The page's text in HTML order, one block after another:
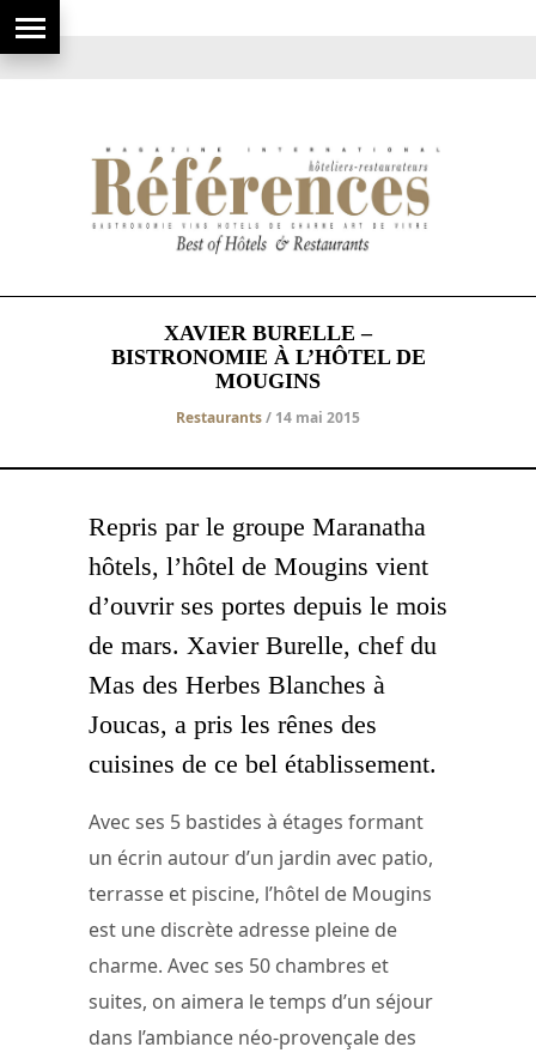
XAVIER BURELLE –
BISTRONOMIE À L’HÔTEL DE
MOUGINS
Restaurants/ 14 mai 2015
Repris par le groupe Maranatha
hôtels, l’hôtel de Mougins vient
d’ouvrir ses portes depuis le mois
de mars. Xavier Burelle, chef du
Mas des Herbes Blanches à
Joucas, a pris les rênes des
cuisines de ce bel établissement.
Avec ses 5 bastides à étages formant
un écrin autour d’un jardin avec patio,
terrasse et piscine, l’hôtel de Mougins
est une discrète adresse pleine de
charme. Avec ses 50 chambres et
suites, on aimera le temps d’un séjour
dans l’ambiance néo-provençale des